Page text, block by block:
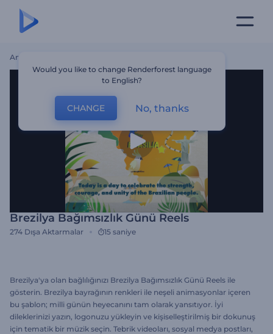
Ana Sayfa
Brezilya Bağımsızlık Günü Reels
274 Dışa Aktarmalar 15 saniye
Brezilya'ya olan bağlılığınızı Brezilya Bağımsızlık Günü Reels ile
gösterin. Brezilya bayrağının renkleri ile neşeli animasyonlar içeren
bu şablon; milli günün heyecanını tam olarak yansıtıyor. İyi
dileklerinizi yazın, logonuzu yükleyin ve kişiselleştirilmiş bir dokunuş
için tematik bir müzik seçin. Tebrik videoları, sosyal medya postları,
Would you like to change Renderforest language
to English?
CHANGE No, thanks